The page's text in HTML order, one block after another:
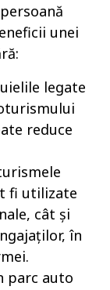
unei
legate
reduce
fi utilizate
cât și
în
parc auto